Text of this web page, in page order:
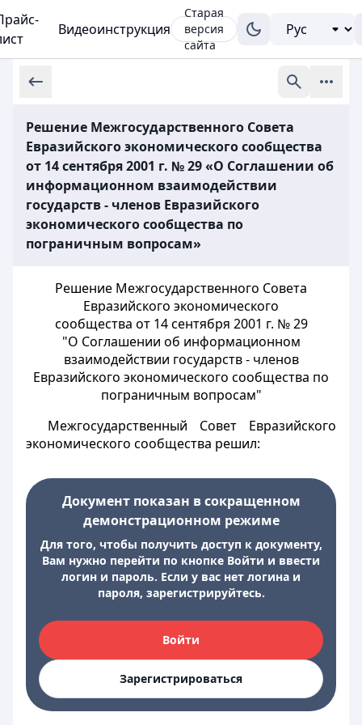
Видеоинструкция
Старая
версия
сайта
Решение Межгосударственного Совета
Евразийского экономического сообщества
от 14 сентября 2001 г. № 29 «О Соглашении об
информационном взаимодействии
государств - членов Евразийского
экономического сообщества по
пограничным вопросам»
Решение Межгосударственного Совета
Евразийского экономического
сообщества от 14 сентября 2001 г. № 29
"О Соглашении об информационном
взаимодействии государств - членов
Евразийского экономического сообщества по
пограничным вопросам"
Межгосударственный Совет Евразийского
экономического сообщества решил:
Документ показан в сокращенном
демонстрационном режиме
Для того, чтобы получить доступ к документу,
Вам нужно перейти по кнопке Войти и ввести
логин и пароль. Если у вас нет логина и
пароля, зарегистрируйтесь.
Войти
Зарегистрироваться